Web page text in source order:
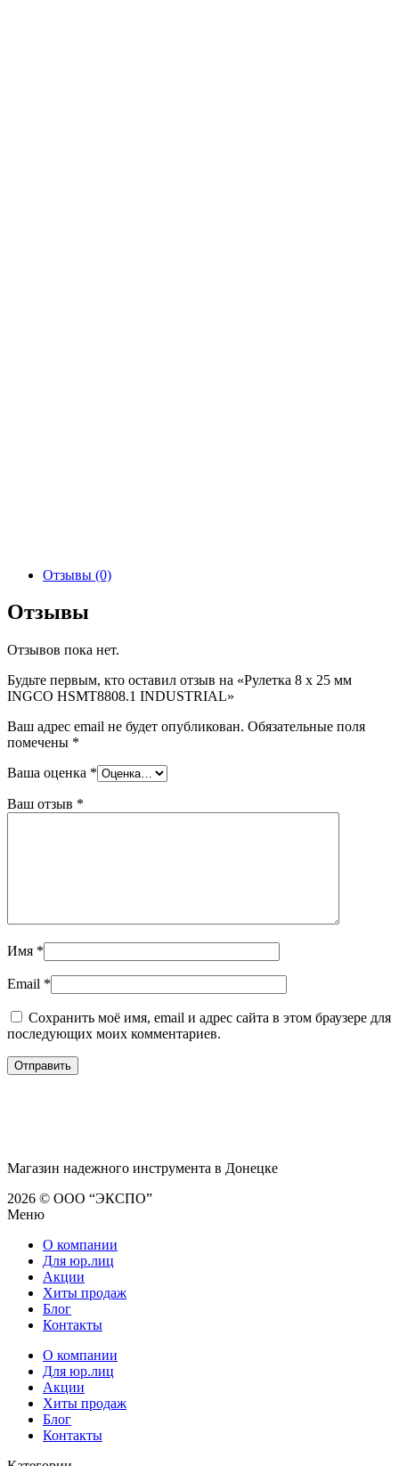
Отзывы (0)
Отзывы
Отзывов пока нет.
Будьте первым, кто оставил отзыв на «Рулетка 8 х 25 мм
INGCO HSMT8808.1 INDUSTRIAL»
Ваш адрес email не будет опубликован. Обязательные поля
помечены *
Ваша оценка *
Ваш отзыв *
Имя *
Email *
Сохранить моё имя, email и адрес сайта в этом браузере для
последующих моих комментариев.
Магазин надежного инструмента в Донецке
2026 © ООО “ЭКСПО”
Меню
О компании
Для юр.лиц
Акции
Хиты продаж
Блог
Контакты
О компании
Для юр.лиц
Акции
Хиты продаж
Блог
Контакты